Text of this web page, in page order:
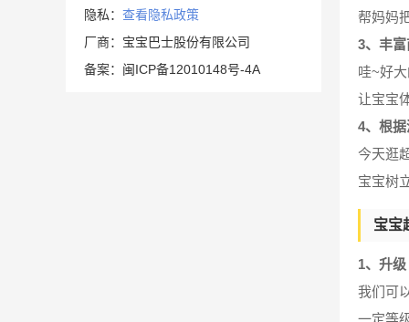
隐私： 查看隐私政策
厂商：宝宝巴士股份有限公司
备案：闽ICP备12010148号-4A
帮妈妈
3、丰
哇~好
让宝宝
4、根
今天逛
宝宝树
宝宝
1、升级
我们可
一定等